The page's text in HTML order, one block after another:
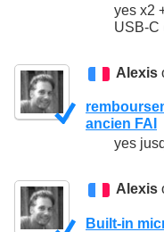
yes x2
USB-C
Alexis
ancien FAI
yes
Alexis
Built-in